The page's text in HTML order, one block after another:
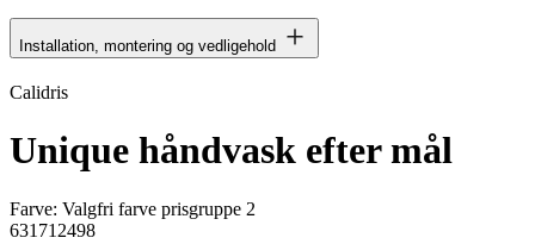
Installation, montering og vedligehold
Calidris
Unique håndvask efter mål
Farve: Valgfri farve prisgruppe 2
631712498